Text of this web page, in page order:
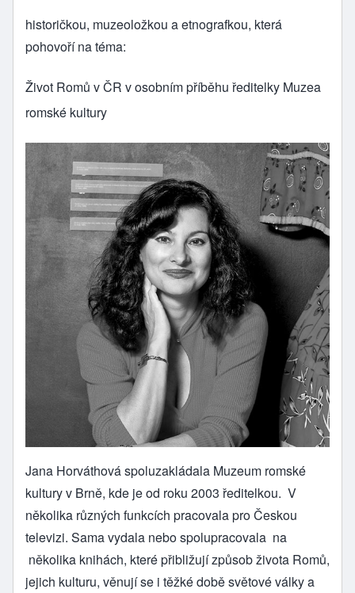
historičkou, muzeoložkou a etnografkou, která
pohovoří na téma:
Život Romů v ČR v osobním příběhu ředitelky Muzea
romské kultury
Jana Horváthová spoluzakládala Muzeum romské
kultury v Brně, kde je od roku 2003 ředitelkou. V
několika různých funkcích pracovala pro Českou
televizi. Sama vydala nebo spolupracovala na
několika knihách, které přibližují způsob života Romů,
jejich kulturu, věnují se i těžké době světové války a